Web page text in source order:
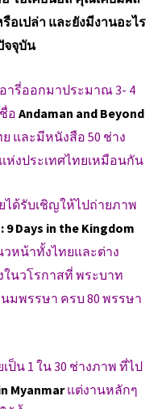
อเปล่า และยังมีงานอะไร
จจุบัน
ารี่ออกมาประมาณ 3- 4
อAndaman and Beyond
และมีหนังสือ 50 ช่าง
งประเทศไทยเหมือนกัน
ได้รับเชิญให้ไปถ่ายภาพ
9 Days in the Kingdom
หน้าทั้งไทยและต่าง
ในวโรกาสที่ พระบาท
มพรรษา ครบ 80 พรรษา
ป็น 1 ใน 30 ช่างภาพ ที่ไป
Myanmarแต่งานหลักๆ